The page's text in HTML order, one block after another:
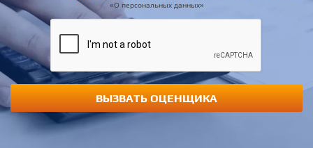
«О персональных данных»
ВЫЗВАТЬ ОЦЕНЩИКА